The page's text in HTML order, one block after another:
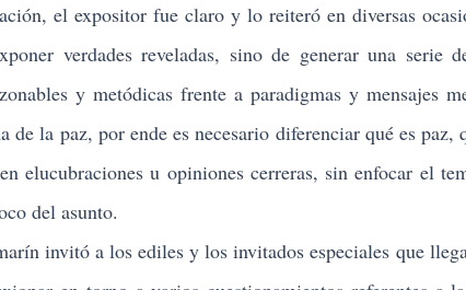
el expositor fue claro y lo reiteró en diversas
verdades reveladas, sino de generar una serie
y metódicas frente a paradigmas y mensajes
de la paz, por ende es necesario diferenciar qué es paz,
elucubraciones u opiniones cerreras, sin enfocar el
del asunto.
invitó a los ediles y los invitados especiales que